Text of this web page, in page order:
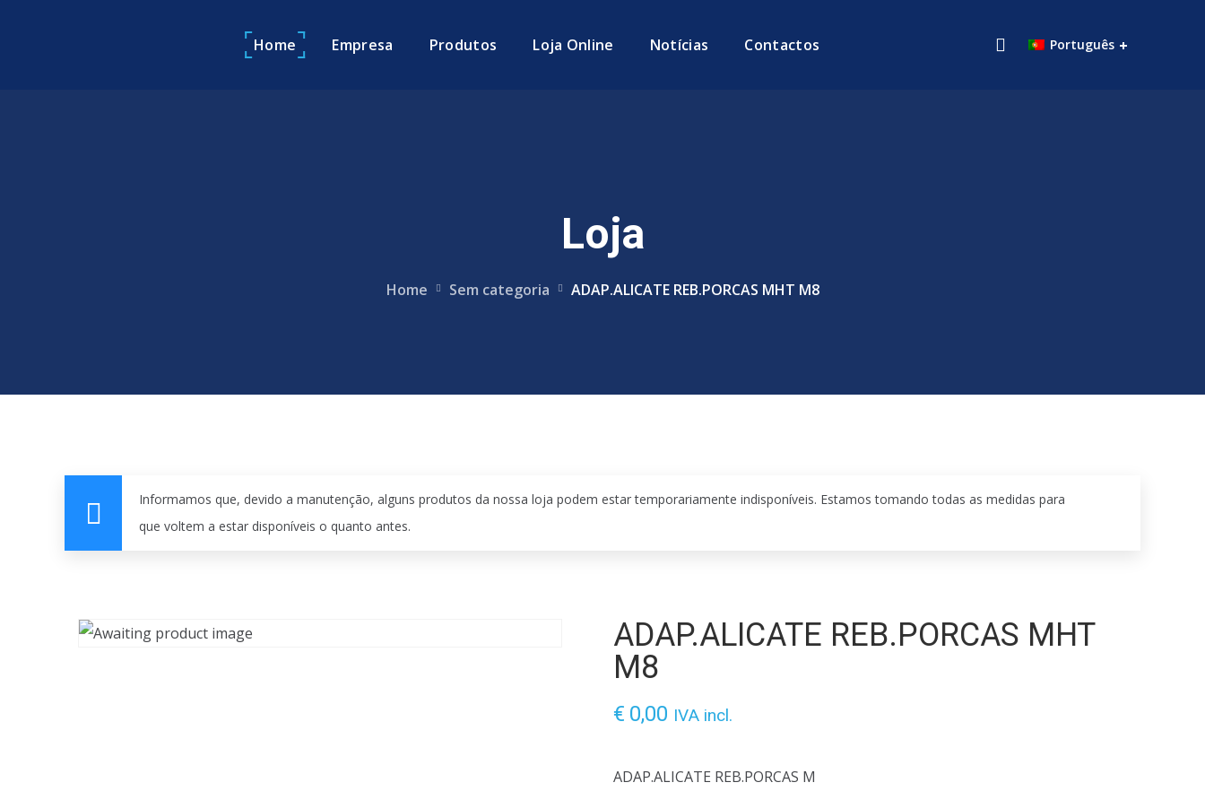
Home Empresa Produtos Loja Online Notícias Contactos Português
Loja
Home Sem categoria ADAP.ALICATE REB.PORCAS MHT M8
Informamos que, devido a manutenção, alguns produtos da nossa loja podem estar temporariamente indisponíveis. Estamos tomando todas as medidas para
que voltem a estar disponíveis o quanto antes.
ADAP.ALICATE REB.PORCAS MHT
M8
€ 0,00 IVA incl.
ADAP.ALICATE REB.PORCAS M